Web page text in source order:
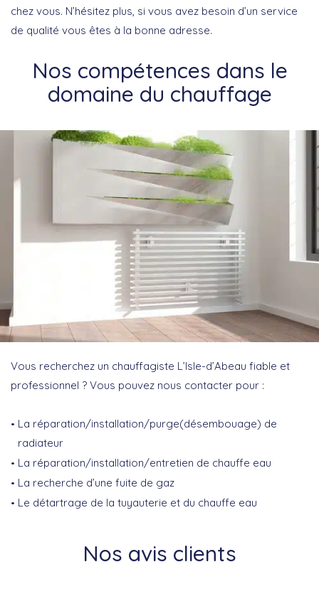
chez vous. N’hésitez plus, si vous avez besoin d’un service
de qualité vous êtes à la bonne adresse.
Nos compétences dans le
domaine du chauffage
Vous recherchez un chauffagiste L’Isle-d’Abeau fiable et
professionnel ? Vous pouvez nous contacter pour :
La réparation/installation/purge(désembouage) de
radiateur
La réparation/installation/entretien de chauffe eau
La recherche d’une fuite de gaz
Le détartrage de la tuyauterie et du chauffe eau
Nos avis clients